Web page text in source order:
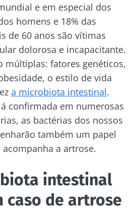
e em especial dos
homens e 18% das
de 60 anos são vítimas
dolorosa e incapacitante.
múltiplas: fatores genéticos,
o estilo de vida
a microbiota intestinal.
confirmada em numerosas
as bactérias dos nossos
também um papel
a artrose.
intestinal
caso de artrose